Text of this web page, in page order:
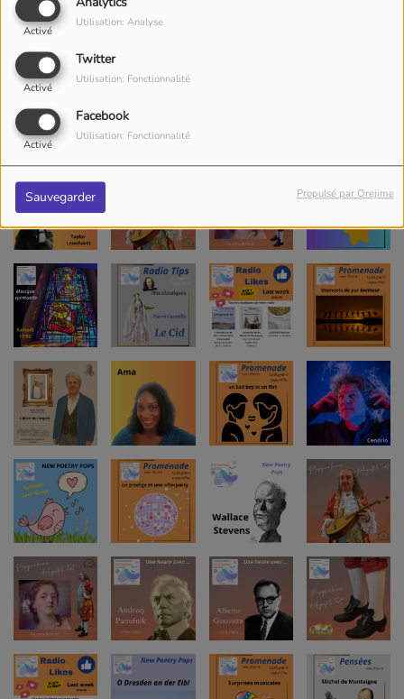
Activé
Utilisation: Analyse
Twitter
Activé
Utilisation: Fonctionnalité
Facebook
Activé
Utilisation: Fonctionnalité
Sauvegarder Propulsé par Orejime